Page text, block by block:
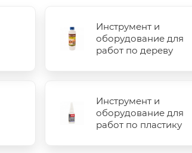
Инструмент и
оборудование для
работ по дереву
Инструмент и
оборудование для
работ по пластику